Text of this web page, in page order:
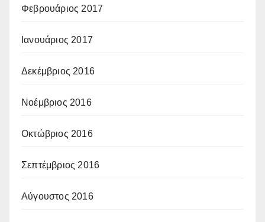
Φεβρουάριος 2017
Ιανουάριος 2017
Δεκέμβριος 2016
Νοέμβριος 2016
Οκτώβριος 2016
Σεπτέμβριος 2016
Αύγουστος 2016